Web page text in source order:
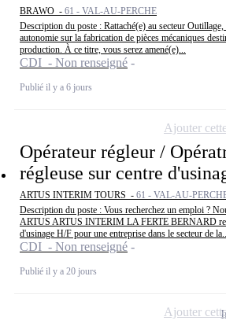
BRAWO - 61 - VAL-AU-PERCHE
Description du poste : Rattaché(e) au secteur
autonomie sur la fabrication de pièces mécaniques
production. À ce titre, vous serez amené(e)...
CDI - Non renseigné
Publié il y a 6 jours
Opérateur régleur /
régleuse sur centre
ARTUS INTERIM TOURS - 61 - VAL-AU-
Description du poste : Vous recherchez un emploi ?
ARTUS ARTUS INTERIM LA FERTE BERNARD
d'usinage H/F pour une entreprise dans le secteur de la...
CDI - Non renseigné
Publié il y a 20 jours
Ajouter
Ajouter